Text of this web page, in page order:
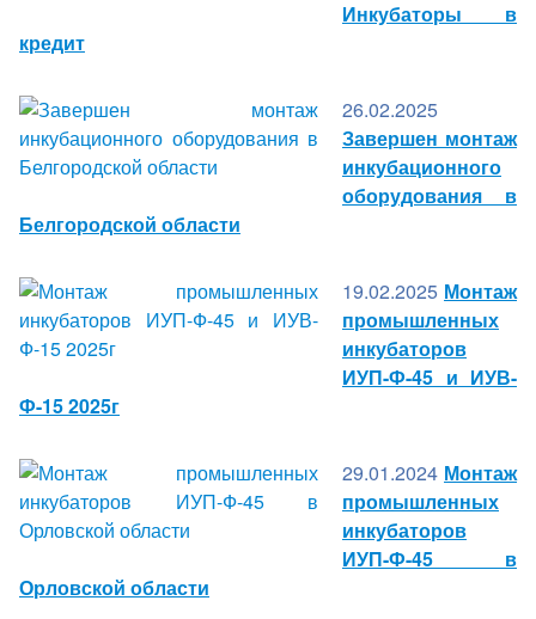
Инкубаторы в
кредит
26.02.2025
Завершен монтаж
инкубационного
оборудования в
Белгородской области
19.02.2025 Монтаж
промышленных
инкубаторов
ИУП-Ф-45 и ИУВ-
Ф-15 2025г
29.01.2024 Монтаж
промышленных
инкубаторов
ИУП-Ф-45 в
Орловской области